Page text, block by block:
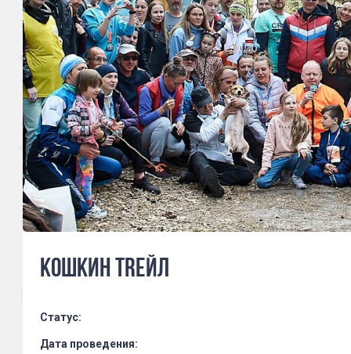
КОШКИН ТREЙЛ
Статус:
Дата проведения: